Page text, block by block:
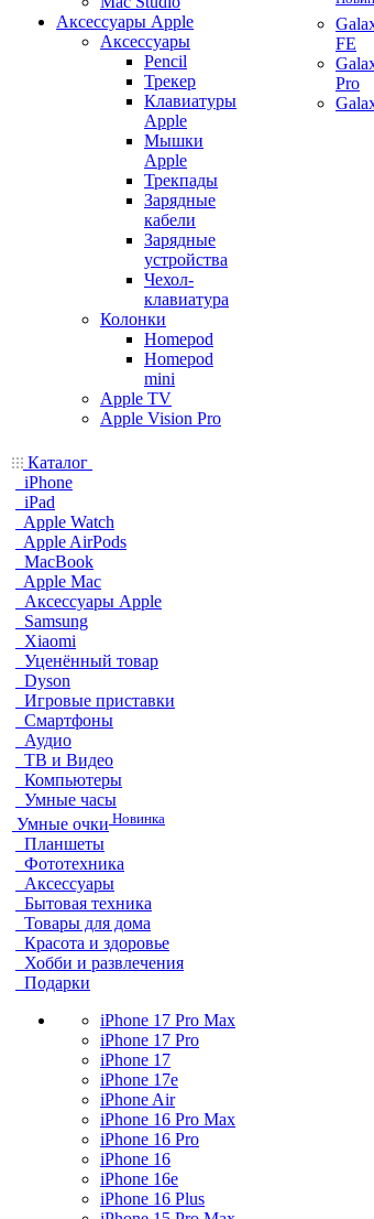
Аксессуары Apple
Аксессуары
Pencil
Трекер
Клавиатуры
Apple
Мышки
Apple
Трекпады
Зарядные
кабели
Зарядные
устройства
Чехол-
клавиатура
Колонки
Homepod
Homepod
mini
Apple TV
Apple Vision Pro
FE
Pro
Каталог
iPhone
iPad
Apple Watch
Apple AirPods
MacBook
Apple Mac
Аксессуары Apple
Samsung
Xiaomi
Уценённый товар
Dyson
Игровые приставки
Смартфоны
Аудио
ТВ и Видео
Компьютеры
Умные часы
Умные очки Новинка
Планшеты
Фототехника
Аксессуары
Бытовая техника
Товары для дома
Красота и здоровье
Хобби и развлечения
Подарки
iPhone 17 Pro Max
iPhone 17 Pro
iPhone 17
iPhone 17e
iPhone Air
iPhone 16 Pro Max
iPhone 16 Pro
iPhone 16
iPhone 16e
iPhone 16 Plus